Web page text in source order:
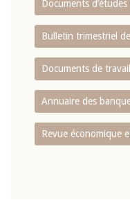
Documents
Bulletin trimestriel
Documents de travail
Annuaire des
Revue économique